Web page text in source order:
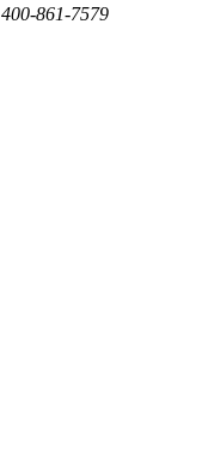
400-861-7579